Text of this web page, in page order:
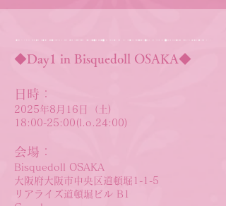
​◆Day1 in Bisquedoll OSAKA◆
日時：
2025年8月16日（土)
18:00-25:00(l.o.24:00)
会場：
Bisquedoll OSAKA
大阪府大阪市中央区道頓堀1-1-5
リアライズ道頓堀ビル B1